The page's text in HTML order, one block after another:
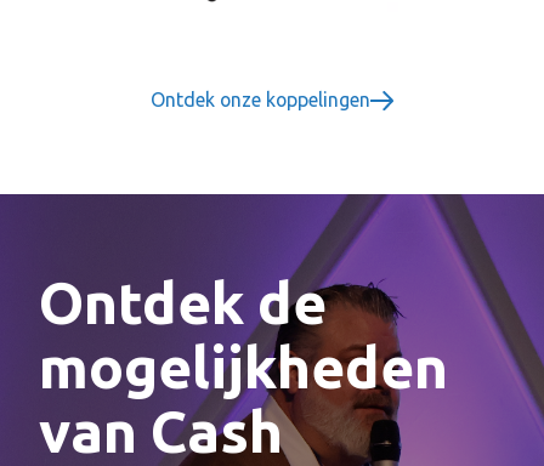
Ontdek onze koppelingen
Ontdek de
mogelijkheden
van Cash